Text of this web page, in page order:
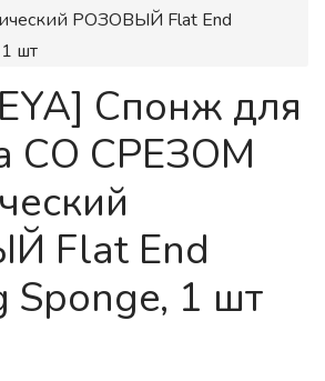
РОЗОВЫЙ Flat End
шт
Спонж для
СО СРЕЗОМ
Flat End
Sponge, 1 шт